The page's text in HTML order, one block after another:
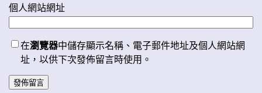
個人網站網址
在瀏覽器中儲存顯示名稱、電子郵件地址及個人網站網
址，以供下次發佈留言時使用。